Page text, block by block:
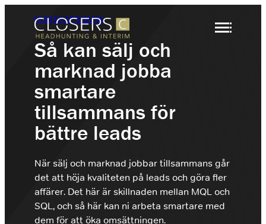
innehåll
Rekrytering Säljare
Rekrytering Säljchef
Vi rekryterar marknadens främsta säljchefer
inom B2B.
Headhunting
När ni behöver identifiera och attrahera
ledning
Interim
När ni behöver nyckelkompetens under en
tidsbegränsad period
Säljrekrytering
Headhunting
Rekrytering
Interimslösningar
Branscher
Om Closers
Kontakt
+46 (0)8 410 22 670
KUNSKAPSBANK
Så kan sälj och
marknad jobba
smartare
tillsammans för
bättre leads
När sälj och marknad jobbar tillsammans går
det att höja kvaliteten på leads och göra fler
affärer. Det här är skillnaden mellan MQL och
SQL, och så här kan ni arbeta smartare med
dem för att öka omsättningen.